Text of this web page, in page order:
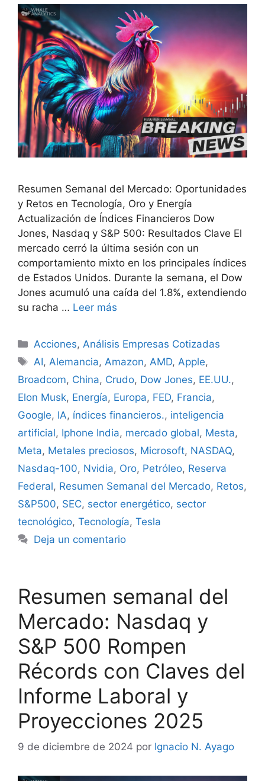
Resumen Semanal del Mercado: Oportunidades
y Retos en Tecnología, Oro y Energía
Actualización de Índices Financieros Dow
Jones, Nasdaq y S&P 500: Resultados Clave El
mercado cerró la última sesión con un
comportamiento mixto en los principales índices
de Estados Unidos. Durante la semana, el Dow
Jones acumuló una caída del 1.8%, extendiendo
su racha … Leer más
Categorías
Acciones, Análisis Empresas Cotizadas
Etiquetas
AI, Alemancia, Amazon, AMD, Apple,
Broadcom, China, Crudo, Dow Jones, EE.UU.,
Elon Musk, Energía, Europa, FED, Francia,
Google, IA, índices financieros., inteligencia
artificial, Iphone India, mercado global, Mesta,
Meta, Metales preciosos, Microsoft, NASDAQ,
Nasdaq-100, Nvidia, Oro, Petróleo, Reserva
Federal, Resumen Semanal del Mercado, Retos,
S&P500, SEC, sector energético, sector
tecnológico, Tecnología, Tesla
Deja un comentario
Resumen semanal del
Mercado: Nasdaq y
S&P 500 Rompen
Récords con Claves del
Informe Laboral y
Proyecciones 2025
9 de diciembre de 2024 por Ignacio N. Ayago